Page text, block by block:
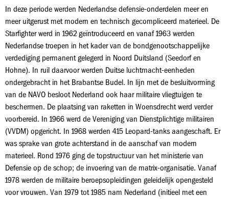
In deze periode werden Nederlandse defensie-onderdelen meer en
meer uitgerust met modern en technisch gecompliceerd materieel. De
Starfighter werd in 1962 geïntroduceerd en vanaf 1963 werden
Nederlandse troepen in het kader van de bondgenootschappelijke
verdediging permanent gelegerd in Noord Duitsland (Seedorf en
Hohne). In ruil daarvoor werden Duitse luchtmacht-eenheden
ondergebracht in het Brabantse Budel. In lijn met de besluitvorming
van de NAVO besloot Nederland ook haar militaire vliegtuigen te
beschermen. De plaatsing van raketten in Woensdrecht werd verder
voorbereid. In 1966 werd de Vereniging van Dienstplichtige militairen
(VVDM) opgericht. In 1968 werden 415 Leopard-tanks aangeschaft. Er
was sprake van grote achterstand in de aanschaf van modern
materieel. Rond 1976 ging de topstructuur van het ministerie van
Defensie op de schop; de invoering van de matrix-organisatie. Vanaf
1978 werden de militaire beroepsopleidingen geleidelijk opengesteld
voor vrouwen. Van 1979 tot 1985 nam Nederland (initieel met een